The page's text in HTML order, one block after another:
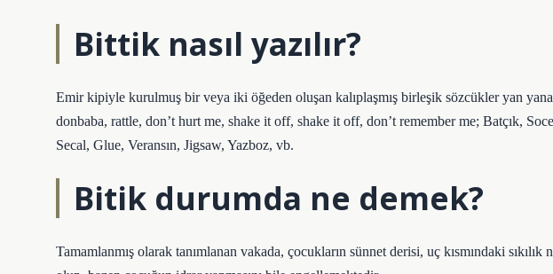
Bittik nasıl yazılır?
Emir kipiyle kurulmuş bir veya iki öğeden oluşan kalıplaşmış birleşik sözcükler yan
donbaba, rattle, don’t hurt me, shake it off, shake it off, don’t remember me; Batçık,
Secal, Glue, Veransın, Jigsaw, Yazboz, vb.
Bitik durumda ne demek?
Tamamlanmış olarak tanımlanan vakada, çocukların sünnet derisi, uç kısmındaki